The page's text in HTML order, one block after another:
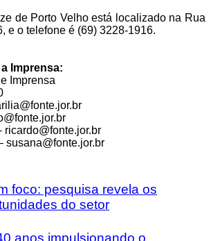
de Porto Velho está localizado na Rua
e o telefone é (69) 3228-1916.
Imprensa:
Imprensa
ricardo@fonte.jor.br
susana@fonte.jor.br
foco: pesquisa revela os
do setor
anos impulsionando o